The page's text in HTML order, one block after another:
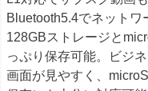
Bluetooth5.4でネットワ
128GBストレージと
っぷり保存可能。ビジ
画面が見やすく、